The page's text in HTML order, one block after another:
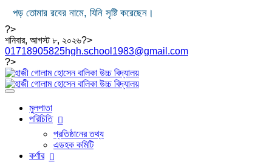
পড় তোমার রবের নামে, যিনি সৃষ্টি করেছেন।
?>
শনিবার, আগস্ট ৮, ২০২৬?>
01718905825hgh.school1983@gmail.com
?>
মুলপাতা
পরিচিতি
প্রতিষ্ঠানের তথ্য
এডহক কমিটি
কর্ণার